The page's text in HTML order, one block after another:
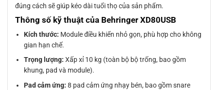
đúng cách sẽ giúp kéo dài tuổi thọ của sản phẩm.
Thông số kỹ thuật của Behringer XD80USB
Kích thước: Module điều khiển nhỏ gọn, phù hợp cho không
gian hạn chế.
Trọng lượng: Xấp xỉ 10 kg (toàn bộ bộ trống, bao gồm
khung, pad và module).
Pad cảm ứng: 8 pad cảm ứng nhạy bén, bao gồm snare